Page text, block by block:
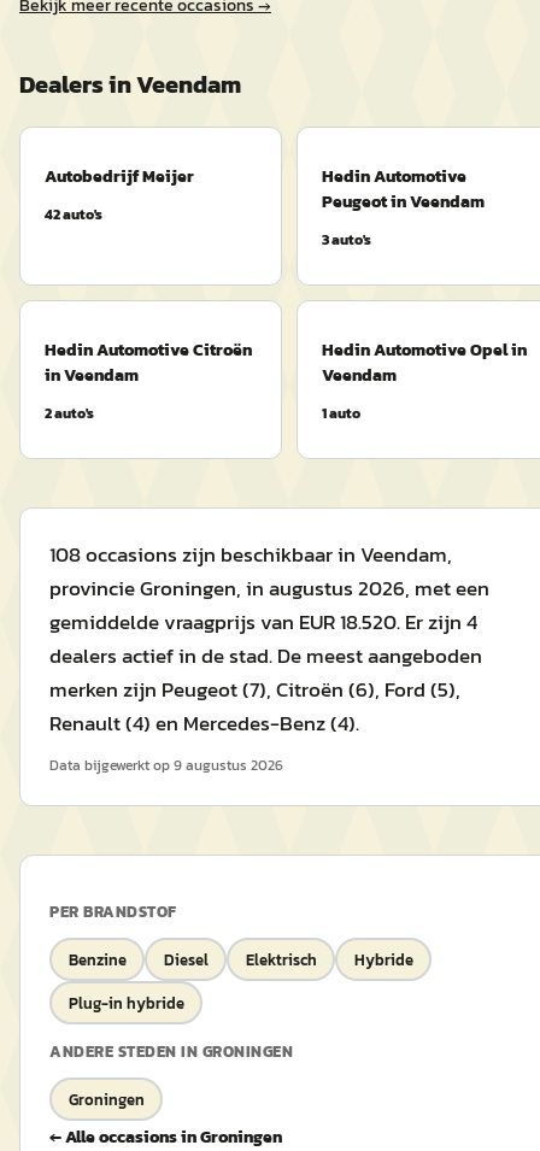
Bekijk meer recente occasions →
Dealers inVeendam
Autobedrijf Meijer
42auto's
Hedin Automotive
Peugeot in Veendam
3auto's
Hedin Automotive Citroën
in Veendam
2auto's
Hedin Automotive Opel in
Veendam
1auto
108 occasions zijn beschikbaar in Veendam,
provincie Groningen, in augustus 2026, met een
gemiddelde vraagprijs van EUR 18.520. Er zijn 4
dealers actief in de stad. De meest aangeboden
merken zijn Peugeot (7), Citroën (6), Ford (5),
Renault (4) en Mercedes-Benz (4).
Data bijgewerkt op9 augustus 2026
PER BRANDSTOF
Benzine Diesel Elektrisch
Hybride
Plug-in hybride
ANDERE STEDEN IN GRONINGEN
Groningen
← Alle occasions inGroningen